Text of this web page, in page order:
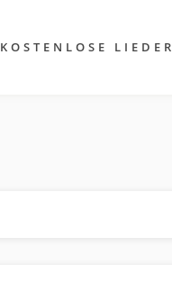
KOSTENLOSE LIEDER